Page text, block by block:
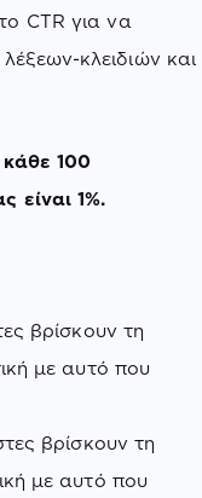
CTR για να
κλειδιών και
κάθε 100
είναι 1%.
βρίσκουν τη
με αυτό που
βρίσκουν τη
με αυτό που